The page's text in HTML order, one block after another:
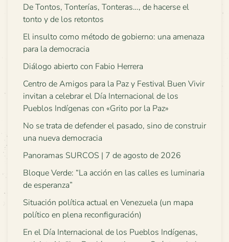
De Tontos, Tonterías, Tonteras…, de hacerse el
tonto y de los retontos
El insulto como método de gobierno: una amenaza
para la democracia
Diálogo abierto con Fabio Herrera
Centro de Amigos para la Paz y Festival Buen Vivir
invitan a celebrar el Día Internacional de los
Pueblos Indígenas con «Grito por la Paz»
No se trata de defender el pasado, sino de construir
una nueva democracia
Panoramas SURCOS | 7 de agosto de 2026
Bloque Verde: “La acción en las calles es luminaria
de esperanza”
Situación política actual en Venezuela (un mapa
político en plena reconfiguración)
En el Día Internacional de los Pueblos Indígenas,